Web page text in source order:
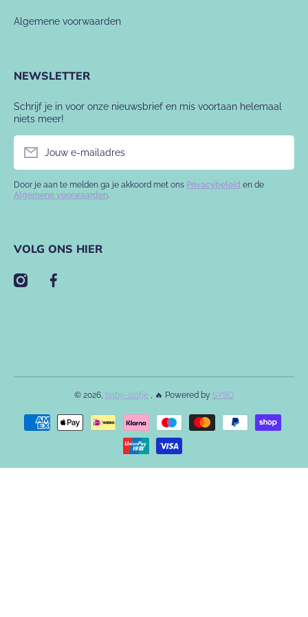
Algemene voorwaarden
NEWSLETTER
Schrijf je in voor onze nieuwsbrief en mis voortaan helemaal
niets meer!
Jouw e-mailadres
Door je aan te melden ga je akkoord met ons Privacybeleid en de
Algemene voorwaarden.
VOLG ONS HIER
instagramcom/babyslofje/
facebookcom/babyslofje
© 2026, baby-slofje , 🔥 Powered by SYSO
Betaalmethodes